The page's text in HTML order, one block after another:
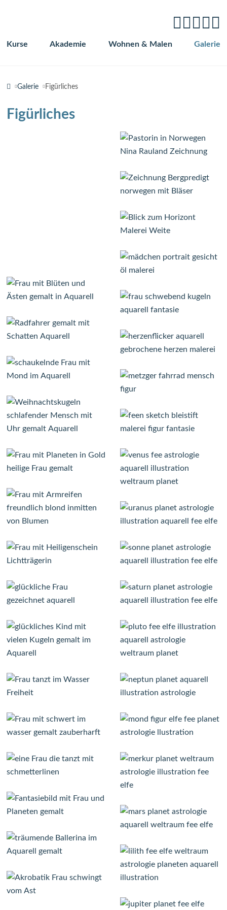
Navigation
Kurse Akademie Wohnen & Malen Galerie
Galerie Figürliches
Figürliches